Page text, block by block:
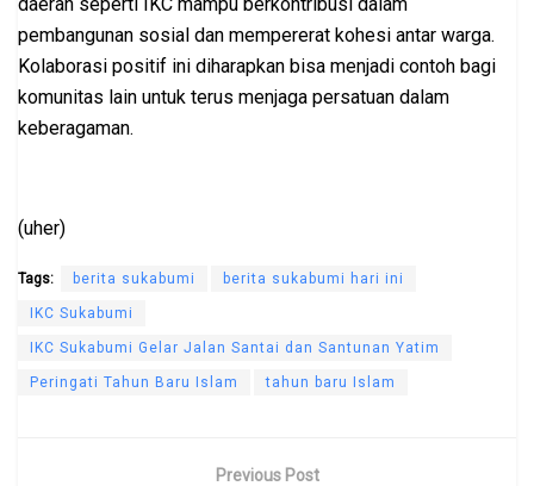
pembangunan sosial dan mempererat kohesi antar warga.
Kolaborasi positif ini diharapkan bisa menjadi contoh bagi
komunitas lain untuk terus menjaga persatuan dalam
keberagaman.
(uher)
Tags: berita sukabumi berita sukabumi hari ini
IKC Sukabumi
IKC Sukabumi Gelar Jalan Santai dan Santunan Yatim
Peringati Tahun Baru Islam tahun baru Islam
Previous Post